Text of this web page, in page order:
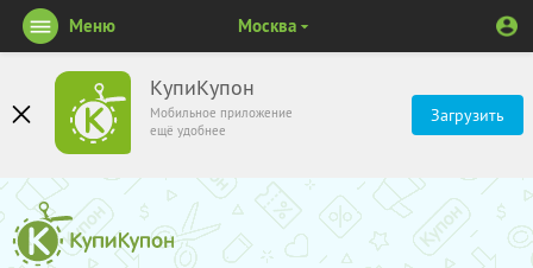
КупиКупон
Мобильное приложение
ещё удобнее
Загрузить
Меню Москва